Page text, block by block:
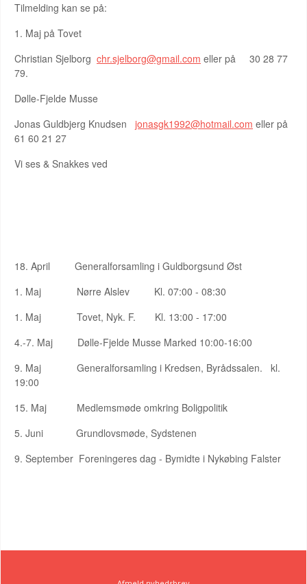
Tilmelding kan se på:
1. Maj på Tovet
Christian Sjelborg chr.sjelborg@gmail.com eller på 30 28 77
79.
Dølle-Fjelde Musse
Jonas Guldbjerg Knudsen jonasgk1992@hotmail.com eller på
61 60 21 27
Vi ses & Snakkes ved
18. April Generalforsamling i Guldborgsund Øst
1. Maj Nørre Alslev Kl. 07:00 - 08:30
1. Maj Tovet, Nyk. F. Kl. 13:00 - 17:00
4.-7. Maj Dølle-Fjelde Musse Marked 10:00-16:00
9. Maj Generalforsamling i Kredsen, Byrådssalen. kl.
19:00
15. Maj Medlemsmøde omkring Boligpolitik
5. Juni Grundlovsmøde, Sydstenen
9. September Foreningeres dag - Bymidte i Nykøbing Falster